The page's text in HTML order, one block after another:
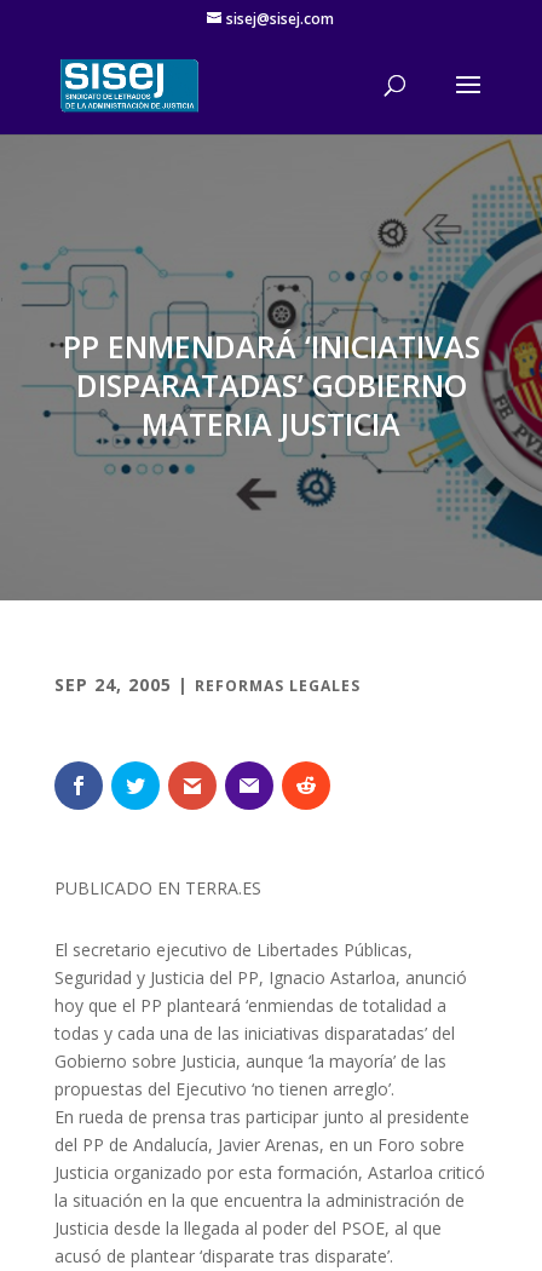
sisej@sisej.com
'
PP ENMENDARÁ ‘INICIATIVAS
DISPARATADAS’ GOBIERNO
MATERIA JUSTICIA
SEP 24, 2005 | REFORMAS LEGALES
PUBLICADO EN TERRA.ES
El secretario ejecutivo de Libertades Públicas,
Seguridad y Justicia del PP, Ignacio Astarloa, anunció
hoy que el PP planteará ‘enmiendas de totalidad a
todas y cada una de las iniciativas disparatadas’ del
Gobierno sobre Justicia, aunque ‘la mayoría’ de las
propuestas del Ejecutivo ‘no tienen arreglo’.
En rueda de prensa tras participar junto al presidente
del PP de Andalucía, Javier Arenas, en un Foro sobre
Justicia organizado por esta formación, Astarloa criticó
la situación en la que encuentra la administración de
Justicia desde la llegada al poder del PSOE, al que
acusó de plantear ‘disparate tras disparate’.